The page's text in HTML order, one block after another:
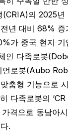
(CRIA)의 2025
년 대비 68%
가 중국 현지 기
인 다족로봇
로봇(Aubo
춤형 기능으로
다족로봇의 ‘CR
격으로 동남아
.